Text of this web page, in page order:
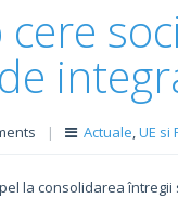
cere
| Actuale,UE si
la consolidarea